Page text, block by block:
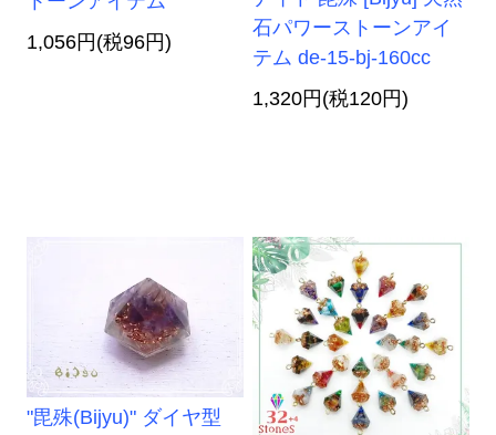
1,056円(税96円)
石パワーストーンアイ
テム de-15-bj-160cc
1,320円(税120円)
"毘殊(Bijyu)" ダイヤ型